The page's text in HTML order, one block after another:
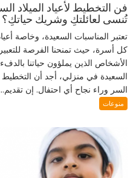
فن التخطيط لأعياد الميلاد
تُنسى لعائلتكِ وشريك حياتكِ؟
تعتبر المناسبات السعيدة، وخاصة
كل أسرة، حيث تمنحنا الفرصة
الأشخاص الذين يملؤون حياتنا
السعيدة في منزلي، أجد أن
السر وراء نجاح أي احتفال. إن تقديم...
منوعات